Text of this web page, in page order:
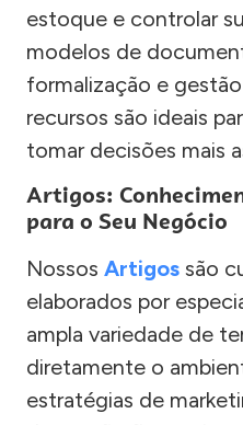
estoque e controlar
modelos de
formalização e
recursos são ideais
tomar decisões mais
Artigos:
para o Seu Negócio
Nossos Artigos são
elaborados por
ampla variedade de
diretamente o
estratégias de